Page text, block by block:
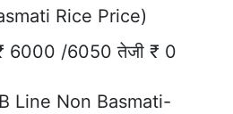
Rice Price)
6000 /6050 तेजी ₹ 0
Line Non Basmati-